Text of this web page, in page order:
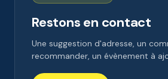
Restons en contact
Une suggestion d'adresse, un
recommander, un évènement à